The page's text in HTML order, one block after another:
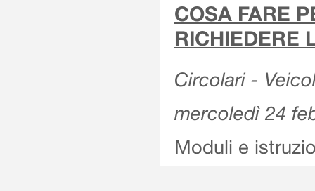
COSA FARE
RICHIEDERE
Circolari -
mercoledì 24
Moduli e